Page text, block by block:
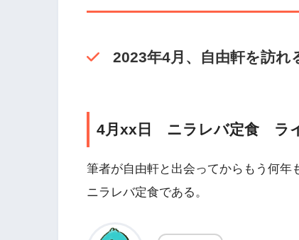
2023年4月、自由軒を訪れ
4月xx日 ニラレバ定食 ライ
筆者が自由軒と出会ってからもう何
ニラレバ定食である。